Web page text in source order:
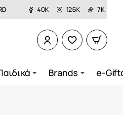
40K 126K 7K
Brands e-